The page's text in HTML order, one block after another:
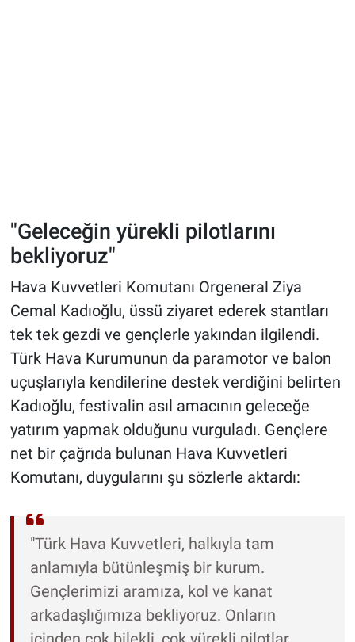
"Geleceğin yürekli pilotlarını
bekliyoruz"
Hava Kuvvetleri Komutanı Orgeneral Ziya
Cemal Kadıoğlu, üssü ziyaret ederek stantları
tek tek gezdi ve gençlerle yakından ilgilendi.
Türk Hava Kurumunun da paramotor ve balon
uçuşlarıyla kendilerine destek verdiğini belirten
Kadıoğlu, festivalin asıl amacının geleceğe
yatırım yapmak olduğunu vurguladı. Gençlere
net bir çağrıda bulunan Hava Kuvvetleri
Komutanı, duygularını şu sözlerle aktardı:
"Türk Hava Kuvvetleri, halkıyla tam
anlamıyla bütünleşmiş bir kurum.
Gençlerimizi aramıza, kol ve kanat
arkadaşlığımıza bekliyoruz. Onların